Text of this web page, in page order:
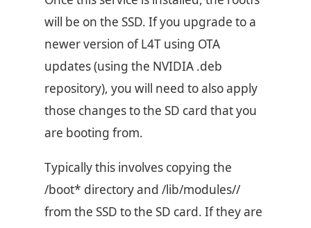
will be on the SSD. If you upgrade to a
newer version of L4T using OTA
updates (using the NVIDIA .deb
repository), you will need to also apply
those changes to the SD card that you
are booting from.
Typically this involves copying the
/boot* directory and /lib/modules//
from the SSD to the SD card. If they are